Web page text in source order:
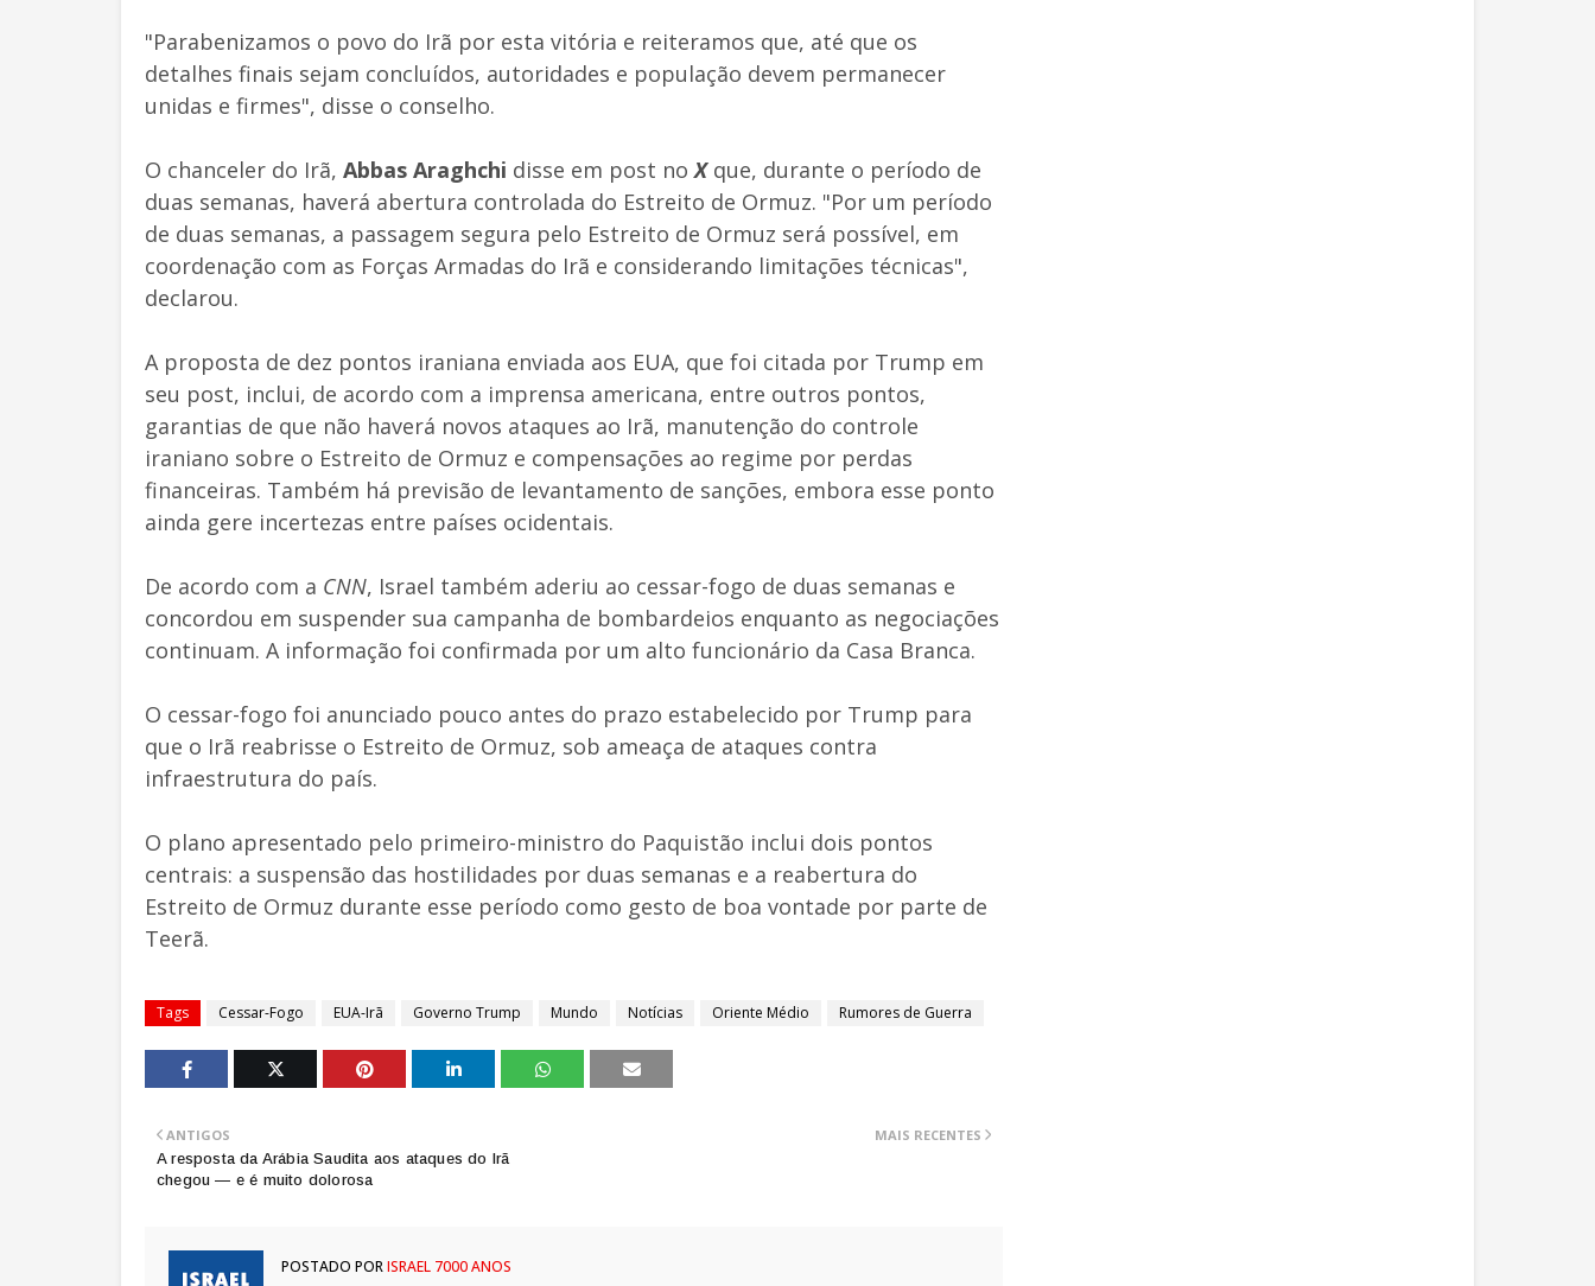
"Parabenizamos o povo do Irã por esta vitória e reiteramos que, até que os
detalhes finais sejam concluídos, autoridades e população devem permanecer
unidas e firmes", disse o conselho.
O chanceler do Irã, Abbas Araghchi disse em post no Xque, durante o período de
duas semanas, haverá abertura controlada do Estreito de Ormuz. "Por um período
de duas semanas, a passagem segura pelo Estreito de Ormuz será possível, em
coordenação com as Forças Armadas do Irã e considerando limitações técnicas",
declarou.
A proposta de dez pontos iraniana enviada aos EUA, que foi citada por Trump em
seu post, inclui, de acordo com a imprensa americana, entre outros pontos,
garantias de que não haverá novos ataques ao Irã, manutenção do controle
iraniano sobre o Estreito de Ormuz e compensações ao regime por perdas
financeiras. Também há previsão de levantamento de sanções, embora esse ponto
ainda gere incertezas entre países ocidentais.
De acordo com a CNN, Israel também aderiu ao cessar-fogo de duas semanas e
concordou em suspender sua campanha de bombardeios enquanto as negociações
continuam. A informação foi confirmada por um alto funcionário da Casa Branca.
O cessar-fogo foi anunciado pouco antes do prazo estabelecido por Trump para
que o Irã reabrisse o Estreito de Ormuz, sob ameaça de ataques contra
infraestrutura do país.
O plano apresentado pelo primeiro-ministro do Paquistão inclui dois pontos
centrais: a suspensão das hostilidades por duas semanas e a reabertura do
Estreito de Ormuz durante esse período como gesto de boa vontade por parte de
Teerã.
Tags Cessar-Fogo EUA-Irã Governo Trump Mundo Notícias Oriente Médio Rumores de Guerra
MAIS RECENTES
ANTIGOS
A resposta da Arábia Saudita aos ataques do Irã
chegou — e é muito dolorosa
POSTADO PORISRAEL 7000 ANOS